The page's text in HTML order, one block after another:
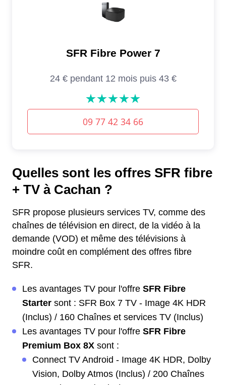
Quelles sont les offres SFR fibre
+ TV à Cachan ?
SFR propose plusieurs services TV, comme des
chaînes de télévision en direct, de la vidéo à la
demande (VOD) et même des télévisions à
moindre coût en complément des offres fibre
SFR.
Les avantages TV pour l'offre SFR Fibre
Starter sont : SFR Box 7 TV - Image 4K HDR
(Inclus) / 160 Chaînes et services TV (Inclus)
Les avantages TV pour l'offre SFR Fibre
Premium Box 8X sont :
Connect TV Android - Image 4K HDR, Dolby
Vision, Dolby Atmos (Inclus) / 200 Chaînes